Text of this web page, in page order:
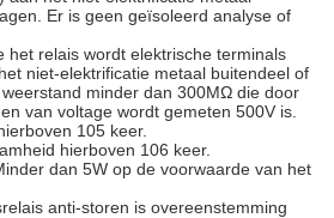
Er is geen geïsoleerd analyse of
het relais wordt elektrische terminals
niet-elektrificatie metaal buitendeel of
minder dan 300MΩ die door
van voltage wordt gemeten 500V is.
105 keer.
hierboven 106 keer.
dan 5W op de voorwaarde van het
anti-storen is overeenstemming